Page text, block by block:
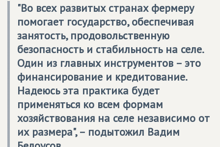
"Во всех развитых странах фермеру
помогает государство, обеспечивая
занятость, продовольственную
безопасность и стабильность на селе.
Один из главных инструментов – это
финансирование и кредитование.
Надеюсь эта практика будет
применяться ко всем формам
хозяйствования на селе независимо от
их размера", – подытожил Вадим